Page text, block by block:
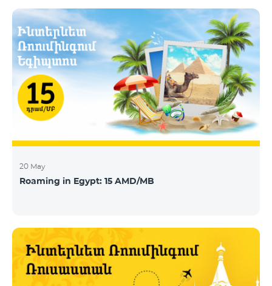
operator running under the Beeline brand, has
selected its integrated OTT video-delivery solution to
enable a re-launch of its TV offering to the Armenian
market. With a legacy system in place, Telecom
Armenia identified a need for a scalable and effective
video-delivery solution as part of a p
20 May
Roaming in Egypt: 15 AMD/MB